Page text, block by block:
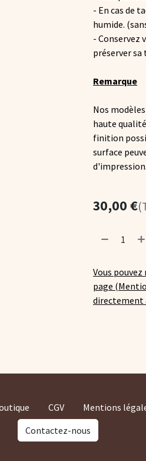
- En cas de
humide.
- Conservez
préserver
Remarque
Nos
haute
finition
surface
d'impression.
30,00€
Vous
page
directement
CGV Mentions
Contactez-nous